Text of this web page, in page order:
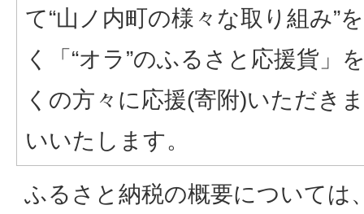
て“山ノ内町の様々な取り組み”
く「“オラ”のふるさと応援貨」
くの方々に応援(寄附)いただき
いいたします。
ふるさと納税の概要については